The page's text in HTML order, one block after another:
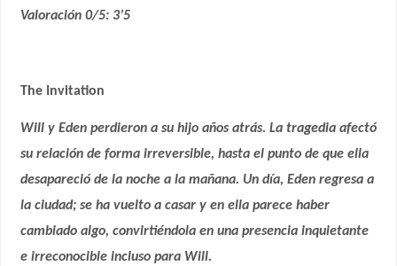
Valoración 0/5: 3’5
The Invitation
Will y Eden perdieron a su hijo años atrás. La tragedia afectó
su relación de forma irreversible, hasta el punto de que ella
desapareció de la noche a la mañana. Un día, Eden regresa a
la ciudad; se ha vuelto a casar y en ella parece haber
cambiado algo, convirtiéndola en una presencia inquietante
e irreconocible incluso para Will.